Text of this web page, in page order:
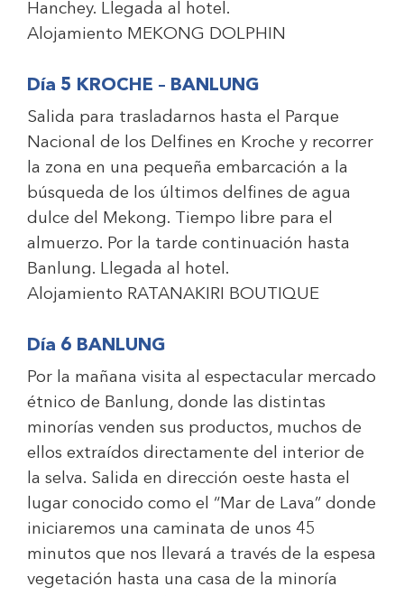
Hanchey. Llegada al hotel.
Alojamiento MEKONG DOLPHIN
Día 5 KROCHE – BANLUNG
Salida para trasladarnos hasta el Parque
Nacional de los Delfines en Kroche y recorrer
la zona en una pequeña embarcación a la
búsqueda de los últimos delfines de agua
dulce del Mekong. Tiempo libre para el
almuerzo. Por la tarde continuación hasta
Banlung. Llegada al hotel.
Alojamiento RATANAKIRI BOUTIQUE
Día 6 BANLUNG
Por la mañana visita al espectacular mercado
étnico de Banlung, donde las distintas
minorías venden sus productos, muchos de
ellos extraídos directamente del interior de
la selva. Salida en dirección oeste hasta el
lugar conocido como el “Mar de Lava” donde
iniciaremos una caminata de unos 45
minutos que nos llevará a través de la espesa
vegetación hasta una casa de la minoría